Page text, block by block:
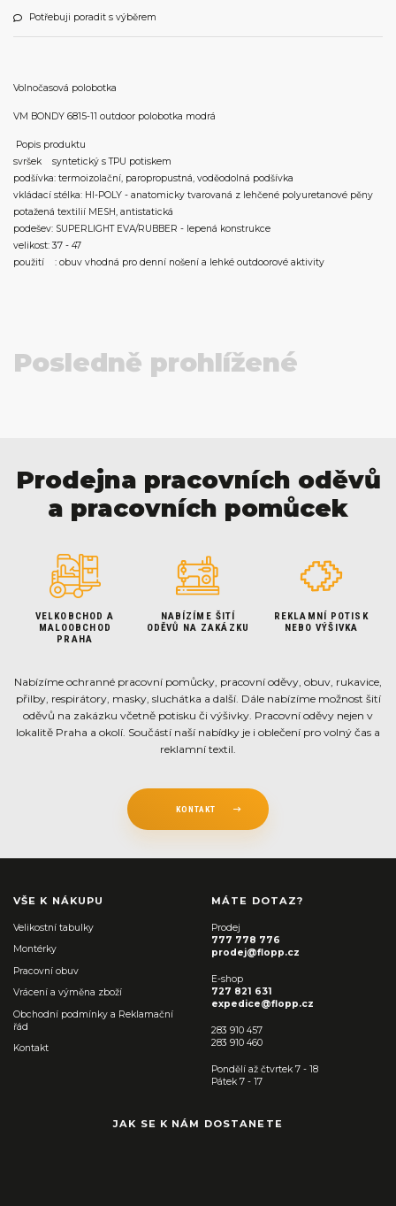
Potřebuji poradit s výběrem
Volnočasová polobotka
VM BONDY 6815-11 outdoor polobotka modrá
Popis produktu
svršek syntetický s TPU potiskem
podšívka: termoizolační, paropropustná, voděodolná podšívka
vkládací stélka: HI-POLY - anatomicky tvarovaná z lehčené polyuretanové pěny
potažená textilií MESH, antistatická
podešev: SUPERLIGHT EVA/RUBBER - lepená konstrukce
velikost: 37 - 47
použití : obuv vhodná pro denní nošení a lehké outdoorové aktivity
Posledně prohlížené
Prodejna pracovních oděvů
a pracovních pomůcek
VELKOBCHOD A
MALOOBCHOD
PRAHA
NABÍZÍME ŠITÍ
ODĚVŮ NA ZAKÁZKU
REKLAMNÍ POTISK
NEBO VÝŠIVKA
Nabízíme ochranné pracovní pomůcky, pracovní oděvy, obuv, rukavice,
přilby, respirátory, masky, sluchátka a další. Dále nabízíme možnost šití
oděvů na zakázku včetně potisku či výšivky. Pracovní oděvy nejen v
lokalitě Praha a okolí. Součástí naší nabídky je i oblečení pro volný čas a
reklamní textil.
KONTAKT
VŠE K NÁKUPU
Velikostní tabulky
Montérky
Pracovní obuv
Vrácení a výměna zboží
Obchodní podmínky a Reklamační
řád
Kontakt
MÁTE DOTAZ?
Prodej
777 778 776
prodej@flopp.cz
E-shop
727 821 631
expedice@flopp.cz
283 910 457
283 910 460
Pondělí až čtvrtek 7 - 18
Pátek 7 - 17
JAK SE K NÁM DOSTANETE